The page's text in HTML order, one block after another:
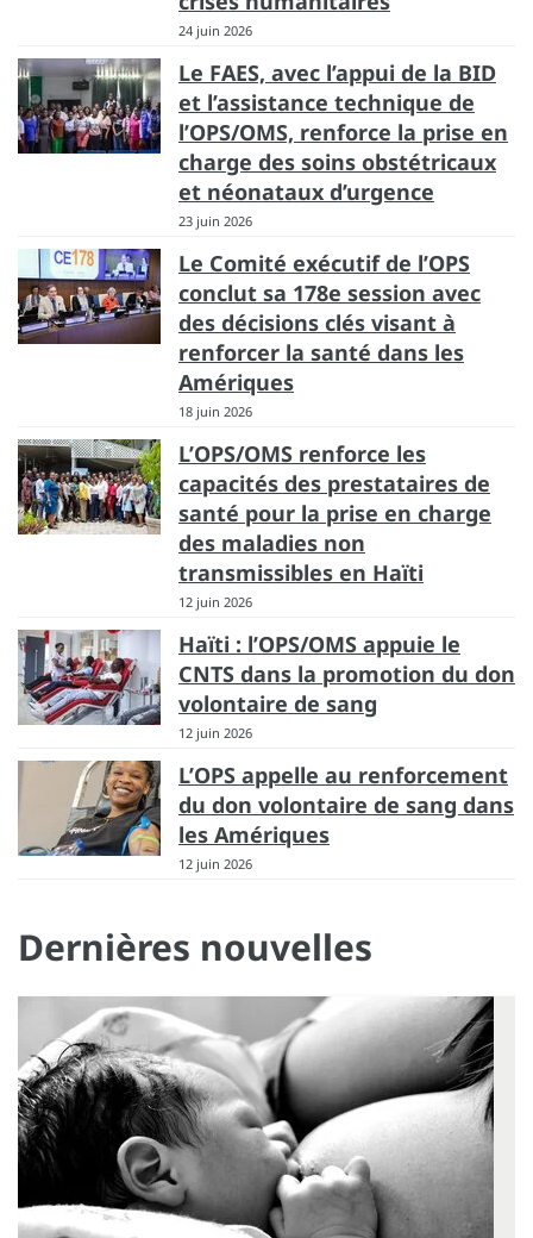
24 juin 2026
Le FAES, avec l’appui de la BID
et l’assistance technique de
l’OPS/OMS, renforce la prise en
charge des soins obstétricaux
et néonataux d’urgence
23 juin 2026
Le Comité exécutif de l’OPS
conclut sa 178e session avec
des décisions clés visant à
renforcer la santé dans les
Amériques
18 juin 2026
L’OPS/OMS renforce les
capacités des prestataires de
santé pour la prise en charge
des maladies non
transmissibles en Haïti
12 juin 2026
Haïti : l’OPS/OMS appuie le
CNTS dans la promotion du don
volontaire de sang
12 juin 2026
L’OPS appelle au renforcement
du don volontaire de sang dans
les Amériques
12 juin 2026
Dernières nouvelles